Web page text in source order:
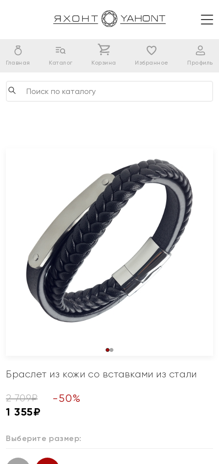
Главная Каталог Корзина Избранное Профиль
Браслет из кожи со вставками из стали
2 709₽ -50%
1 355₽
Выберите размер: